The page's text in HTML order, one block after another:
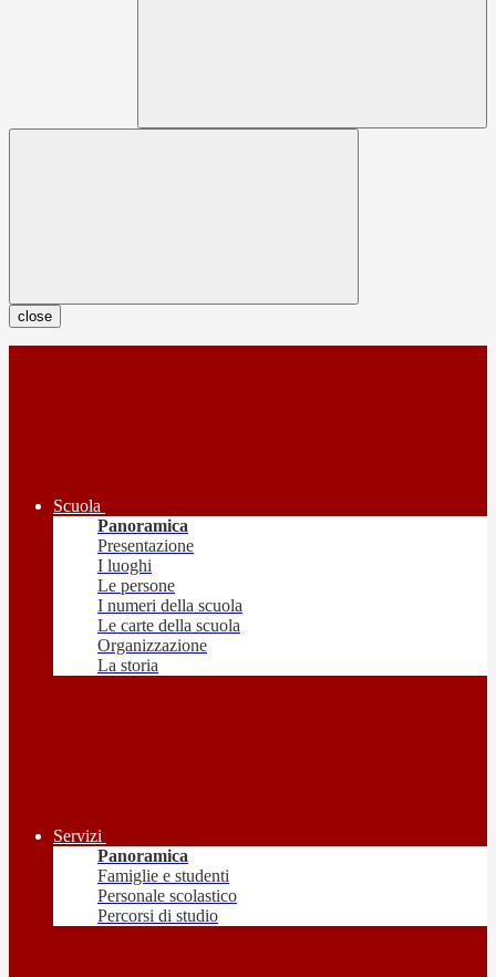
close
Scuola
Panoramica
Presentazione
I luoghi
Le persone
I numeri della scuola
Le carte della scuola
Organizzazione
La storia
Servizi
Panoramica
Famiglie e studenti
Personale scolastico
Percorsi di studio